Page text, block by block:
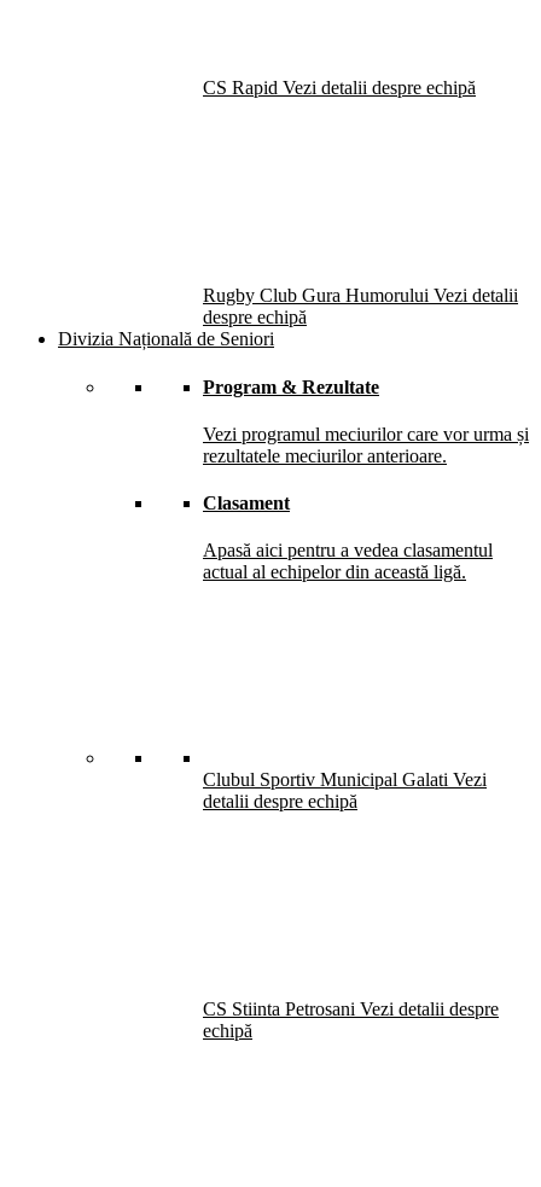
CS Rapid Vezi detalii despre echipă
Rugby Club Gura Humorului Vezi detalii
despre echipă
Divizia Națională de Seniori
Program & Rezultate
Vezi programul meciurilor care vor urma și
rezultatele meciurilor anterioare.
Clasament
Apasă aici pentru a vedea clasamentul
actual al echipelor din această ligă.
Clubul Sportiv Municipal Galati Vezi
detalii despre echipă
CS Stiinta Petrosani Vezi detalii despre
echipă